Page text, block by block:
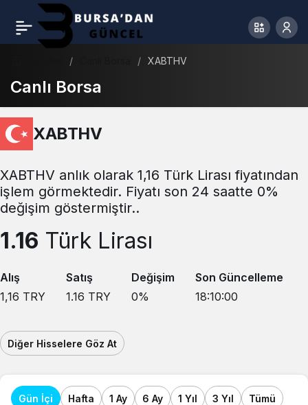
XABTHV
Canlı Borsa
XABTHV
XABTHV anlık olarak 1,16 Türk Lirası fiyatından
işlem görmektedir. Fiyatı son 24 saatte 0%
değişim göstermiştir..
1.16 Türk Lirası
Alış
1,16 TRY
Satış
1.16 TRY
Değişim
0%
Son Güncelleme
18:10:00
Diğer Hisselere Göz At
Gün İçi Hafta 1 Ay 6 Ay 1 Yıl 3 Yıl Tümü